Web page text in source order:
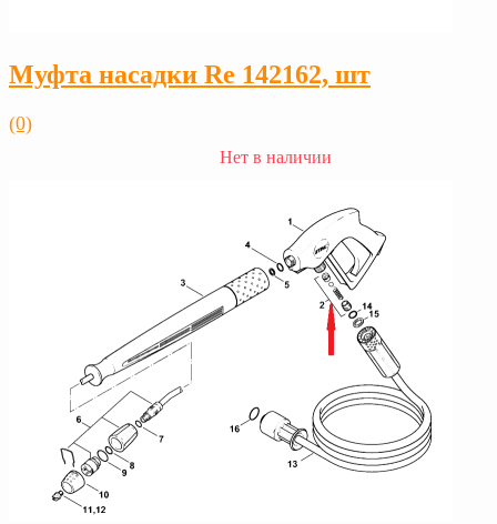
Муфта насадки Rе 142162, шт
(0)
Нет в наличии